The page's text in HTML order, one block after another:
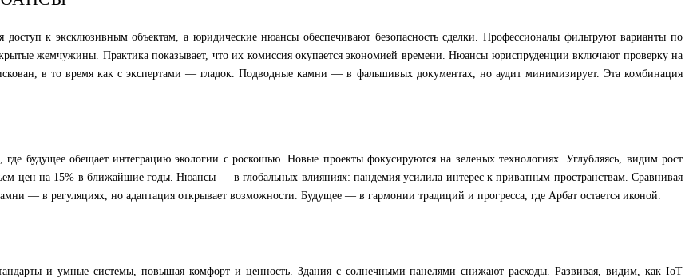
доступ к эксклюзивным объектам, а юридические нюансы обеспечивают безопасность сделки. Профессионалы фильтруют варианты по
жемчужины. Практика показывает, что их комиссия окупается экономией времени. Нюансы юриспруденции включают проверку на
в то время как с экспертами — гладок. Подводные камни — в фальшивых документах, но аудит минимизирует. Эта комбинация
будущее обещает интеграцию экологии с роскошью. Новые проекты фокусируются на зеленых технологиях. Углубляясь, видим рост
цен на 15% в ближайшие годы. Нюансы — в глобальных влияниях: пандемия усилила интерес к приватным пространствам. Сравнивая
— в регуляциях, но адаптация открывает возможности. Будущее — в гармонии традиций и прогресса, где Арбат остается иконой.
и умные системы, повышая комфорт и ценность. Здания с солнечными панелями снижают расходы. Развивая, видим, как IoT